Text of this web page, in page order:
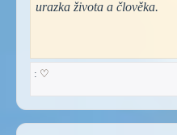
urazka života a člověka.
: ♡